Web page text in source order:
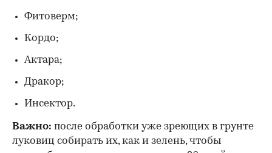
Фитоверм;
Кордо;
Актара;
Дракор;
Инсектор.
Важно: после обработки уже зреющих в грунте
луковиц собирать их, как и зелень, чтобы